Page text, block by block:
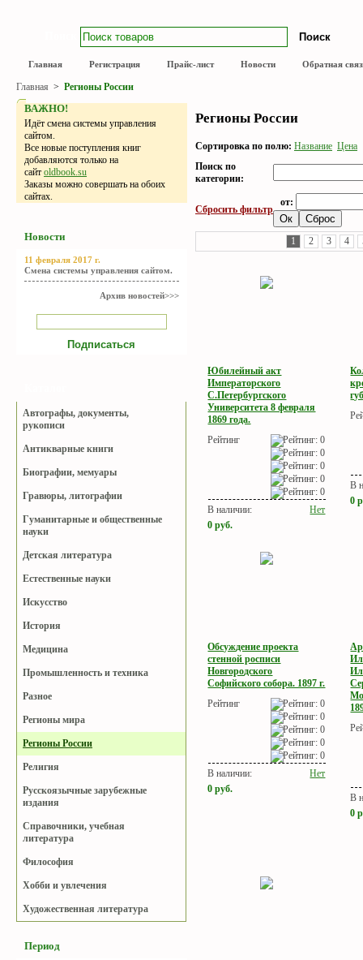
Главная Регистрация Прайс-лист Новости Обратная
Главная > Регионы России
ВАЖНО!
Идёт смена системы управления
сайтом.
Все новые поступления книг
добавляются только на
сайт oldbook.su
Заказы можно совершать на обоих
сайтах.
Новости
11 февраля 2017 г.
Смена системы управления сайтом.
Архив новостей>>>
Автографы, документы,
рукописи
Антикварные книги
Биографии, мемуары
Гравюры, литографии
Гуманитарные и общественные
науки
Детская литература
Естественные науки
Искусство
История
Медицина
Промышленность и техника
Разное
Регионы мира
Регионы России
Религия
Русскоязычные зарубежные
издания
Справочники, учебная
литература
Философия
Хобби и увлечения
Художественная литература
Период
Регионы России
Сортировка по полю: Название Цена
Поиск по
категории:
Сбросить фильтр
от:
1 2 3 4
Юбилейный акт
Императорского
С.Петербургского
Университета 8 февраля
1869 года.
Рейтинг
В наличии:
Нет
0руб.
В
0
Обсуждение проекта
стенной росписи
Новгородского
Софийского собора. 1897 г.
Рейтинг
В наличии:
Нет
0руб.
В
0